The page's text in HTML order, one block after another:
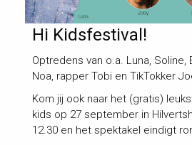
Hi Kidsfestival!
Optredens van o.a. Luna, Soline,
Noa, rapper Tobi en TikTokker
Kom jij ook naar het (gratis)
kids op 27 september in
12.30 en het spektakel eindigt